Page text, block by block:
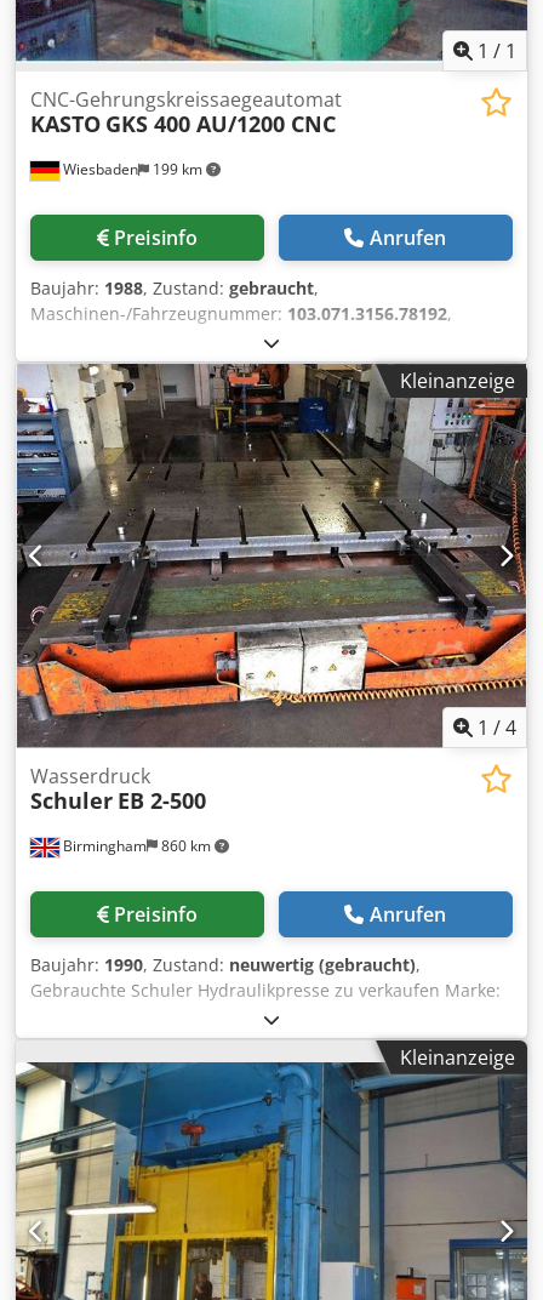
1 / 1
Wiesbaden 199 km
CNC-Gehrungskreissaegeautomat
KASTO GKS 400 AU/1200 CNC
Preisinfo Anrufen
Baujahr: 1988, Zustand: gebraucht,
Maschinen-/Fahrzeugnummer: 103.071.3156.78192,
Saegeblatt-Ø: 400 u. 425 mm Schnittbereich bei 90° rund:
130 mm Schnittbereich bei 90° vierkant: 120 x 120 mm
Schnittbereich in Gehrung bei 45° rund: 130 mm
Schnittbereich in Gehrung bei 45° vierkant: 110 x 110 mm
Dkedpfxsz N Amj Abkor Schnittgeschwindigkeiten: 11 u. 22
m/min Vorschubgeschwindigkeiten: 670 mm/min
Abschnittlaenge: m. automat. Vorschub bis 1200 mm
elektr. Anschluss: 380 V, ca. 4 kVA V Saegeantrieb: 1,6/2,5
kW Platzbedarf: 1800 x 3800 x 2000 mm Gewicht: ca. 1800
kg
Kleinanzeige
1 /4
Birmingham 860 km
Wasserdruck
Schuler EB 2-500
Preisinfo Anrufen
Baujahr: 1990, Zustand: neuwertig (gebraucht),
Gebrauchte Schuler Hydraulikpresse zu verkaufen Marke:
Schuler Schuler EB 2-500- 2,75-0,85 Hydraulische Presse
mit H-Rahmen Kapazität (Tonnen): 500 Tonnen
Tischabmessungen (xy/mm): 3000×1800
Stößelabmessungen (xy/mm): 3000×1800 Hübe (x/mm): 850
Hübe pro Minute von 12 bis 24 Steuerung Siemens S7
Neue Hydraulikpressen zu verkaufen Djdpfx
Abohcnxrokekr
Kleinanzeige